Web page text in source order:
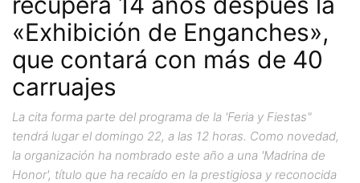
«Exhibición de Enganches»,
que contará con más de 40
carruajes
La cita forma parte del programa de la 'Feria y Fiestas"
tendrá lugar el domingo 22, a las 12 horas. Como novedad,
la organización ha nombrado este año a una 'Madrina de
Honor', título que ha recaído en la prestigiosa y reconocida